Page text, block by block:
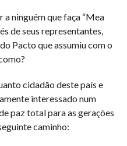
a ninguém que faça “Mea
de seus representantes,
Pacto que assumiu com o
cidadão deste país e
interessado num
paz total para as gerações
caminho: